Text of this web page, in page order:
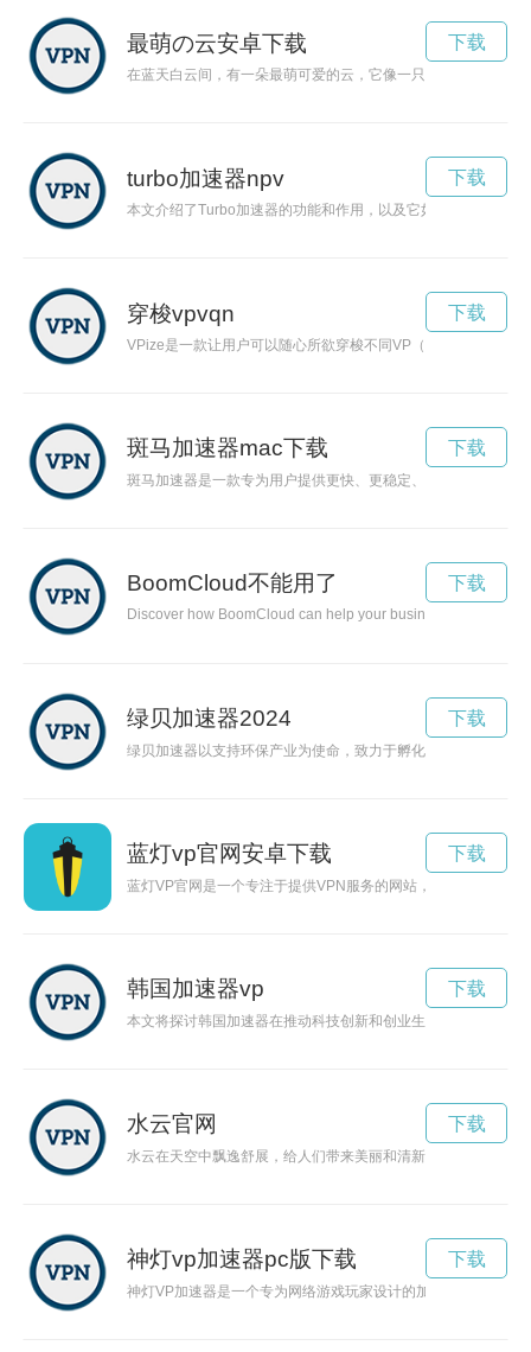
最萌の云安卓下载
在蓝天白云间，有一朵最萌可爱的云，它像一只精灵般飘荡在
下载
turbo加速器npv
本文介绍了Turbo加速器的功能和作用，以及它如何帮助用户提
下载
穿梭vpvqn
VPize是一款让用户可以随心所欲穿梭不同VP（虚拟世界）的
下载
斑马加速器mac下载
斑马加速器是一款专为用户提供更快、更稳定、更安全网络体
下载
BoomCloud不能用了
Discover how BoomCloud can help your business increase
下载
绿贝加速器2024
绿贝加速器以支持环保产业为使命，致力于孵化和推广创新技
下载
蓝灯vp官网安卓下载
蓝灯VP官网是一个专注于提供VPN服务的网站，为用户提供安
下载
韩国加速器vp
本文将探讨韩国加速器在推动科技创新和创业生态发展中的关
下载
水云官网
水云在天空中飘逸舒展，给人们带来美丽和清新，仿佛置身仙境
下载
神灯vp加速器pc版下载
神灯VP加速器是一个专为网络游戏玩家设计的加速器工具，能
下载